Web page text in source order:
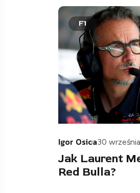
F1
Igor Osica30
Jak Laurent
Red Bulla?